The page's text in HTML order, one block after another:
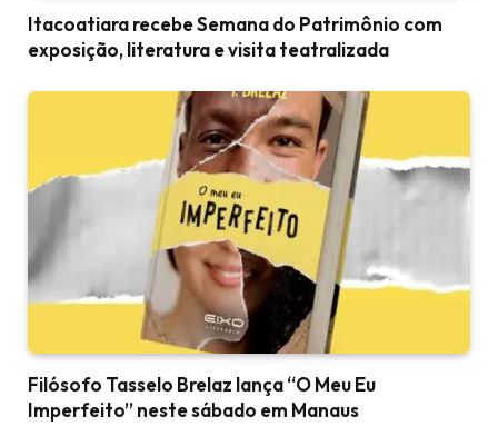
Itacoatiara recebe Semana do Patrimônio com
exposição, literatura e visita teatralizada
Filósofo Tasselo Brelaz lança “O Meu Eu
Imperfeito” neste sábado em Manaus